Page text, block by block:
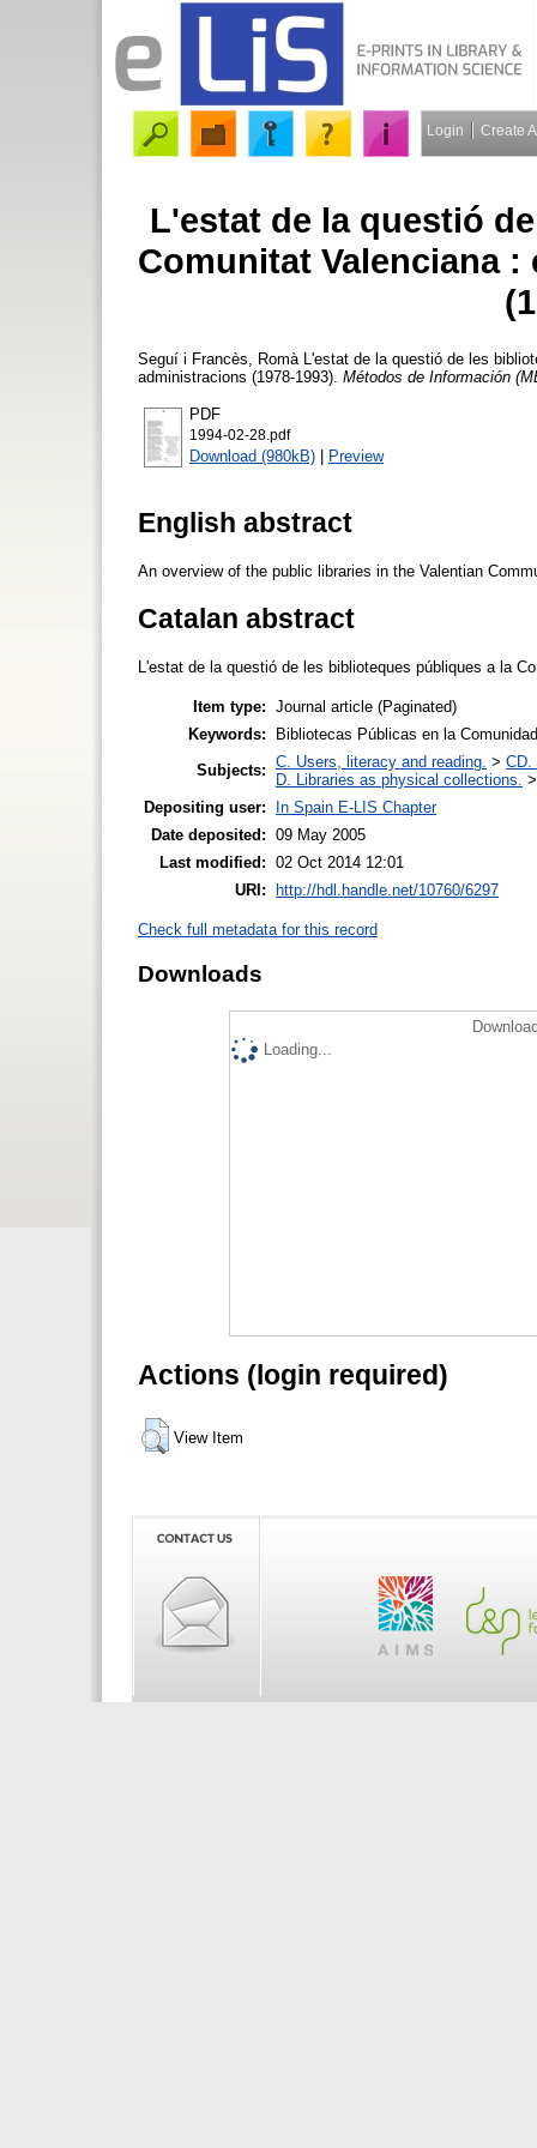
Login Create
L'estat de la questió
Comunitat Valenciana
Seguí i Francès, Romà L'estat de la questió de les
administracions (1978-1993). Métodos de Información
PDF
1994-02-28.pdf
Download (980kB) | Preview
English abstract
An overview of the public libraries in the Valentian
Catalan abstract
L'estat de la questió de les biblioteques públiques a la
Item type: Journal article (Paginated)
Keywords:
Bibliotecas Públicas en la
Subjects: C. Users, literacy and reading. > CD.
D. Libraries as physical collections.
Depositing user:
In Spain E-LIS Chapter
Date deposited: 09 May 2005
Last modified: 02 Oct 2014 12:01
URI:
http://hdl.handle.net/10760/6297
Check full metadata for this record
Downloads
Loading...
Actions (login required)
View Item